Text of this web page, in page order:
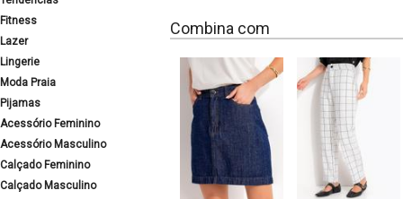
Fitness
Lazer
Lingerie
Moda Praia
Pijamas
Acessório Feminino
Acessório Masculino
Calçado Feminino
Calçado Masculino
Combina com